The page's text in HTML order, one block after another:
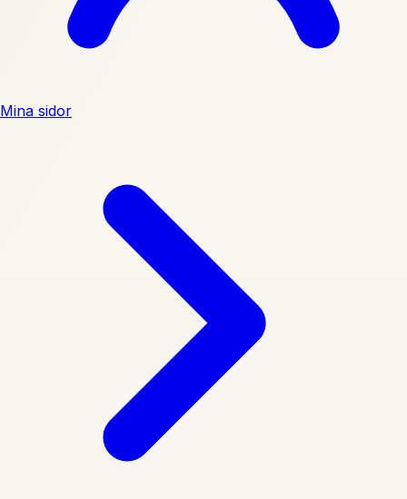
Mina sidor